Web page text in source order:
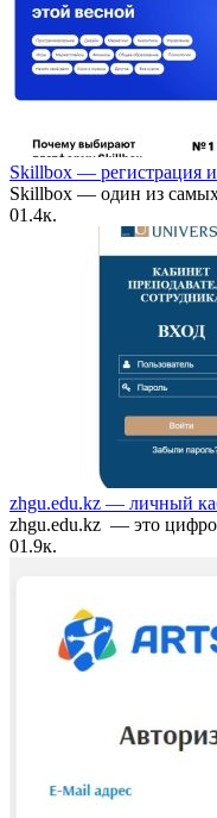
Skillbox — регистрация
Skillbox — один из
01.4к.
zhgu.edu.kz — личный
zhgu.edu.kz — это
01.9к.